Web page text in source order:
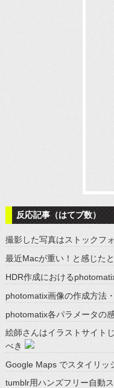
反応記事（はてブ数）
撮影した写真はストックフ
最近Macが重い！と感じた
HDR作成における
photomatix画像の作成方法
photomatix各パラメータの
絵師さんはイラストサイト
べき
Google Maps でスタイリッ
tumblr用ハンズフリー自動